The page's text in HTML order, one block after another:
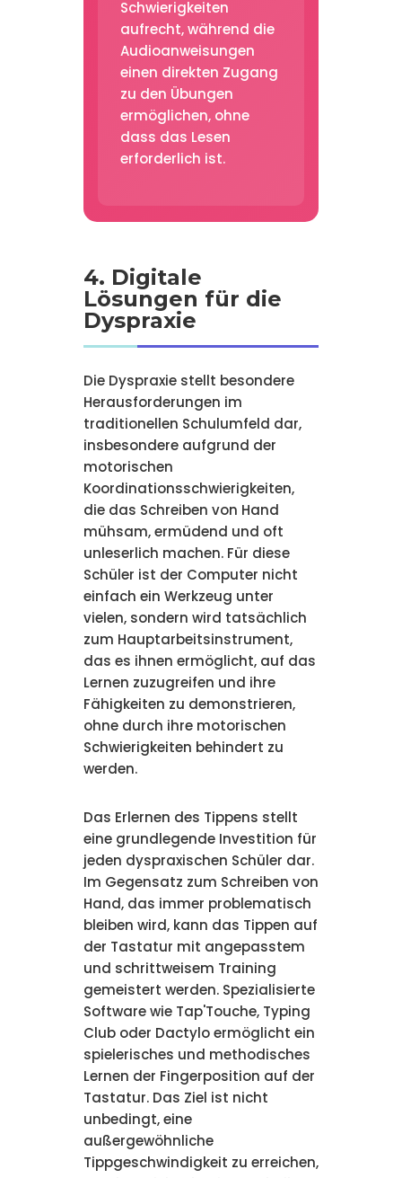
Schwierigkeiten
aufrecht, während die
Audioanweisungen
einen direkten Zugang
zu den Übungen
ermöglichen, ohne
dass das Lesen
erforderlich ist.
4. Digitale
Lösungen für die
Dyspraxie
Die Dyspraxie stellt besondere
Herausforderungen im
traditionellen Schulumfeld dar,
insbesondere aufgrund der
motorischen
Koordinationsschwierigkeiten,
die das Schreiben von Hand
mühsam, ermüdend und oft
unleserlich machen. Für diese
Schüler ist der Computer nicht
einfach ein Werkzeug unter
vielen, sondern wird tatsächlich
zum Hauptarbeitsinstrument,
das es ihnen ermöglicht, auf das
Lernen zuzugreifen und ihre
Fähigkeiten zu demonstrieren,
ohne durch ihre motorischen
Schwierigkeiten behindert zu
werden.
Das Erlernen des Tippens stellt
eine grundlegende Investition für
jeden dyspraxischen Schüler dar.
Im Gegensatz zum Schreiben von
Hand, das immer problematisch
bleiben wird, kann das Tippen auf
der Tastatur mit angepasstem
und schrittweisem Training
gemeistert werden. Spezialisierte
Software wie Tap'Touche, Typing
Club oder Dactylo ermöglicht ein
spielerisches und methodisches
Lernen der Fingerposition auf der
Tastatur. Das Ziel ist nicht
unbedingt, eine
außergewöhnliche
Tippgeschwindigkeit zu erreichen,